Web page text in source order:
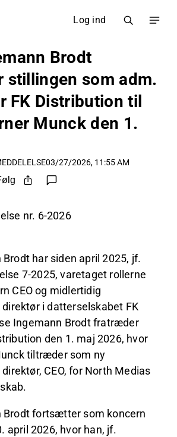
Log ind
Brodt
stillingen som adm.
FK Distribution til
Munck den 1.
03/27/2026, 11:55 AM
nr. 6-2026
har siden april 2025, jf.
7-2025, varetaget rollerne
CEO og midlertidig
i datterselskabet FK
Ingemann Brodt fratræder
den 1. maj 2026, hvor
tiltræder som ny
CEO, for North Medias
Brodt fortsætter som koncern
april 2026, hvor han, jf.